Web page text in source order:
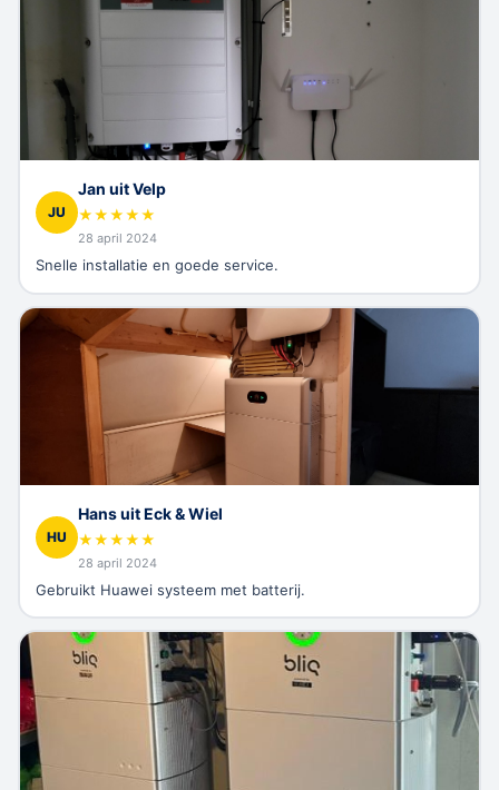
JU
Jan uit Velp
★★★★★
28 april 2024
Snelle installatie en goede service.
HU
Hans uit Eck & Wiel
★★★★★
28 april 2024
Gebruikt Huawei systeem met batterij.